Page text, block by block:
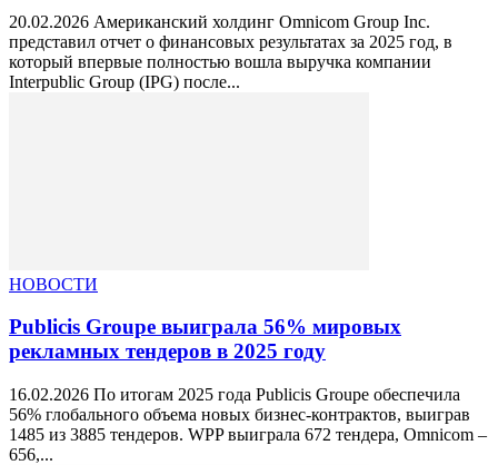
20.02.2026 Американский холдинг Omnicom Group Inc.
представил отчет о финансовых результатах за 2025 год, в
который впервые полностью вошла выручка компании
Interpublic Group (IPG) после...
НОВОСТИ
Publicis Groupe выиграла 56% мировых
рекламных тендеров в 2025 году
16.02.2026 По итогам 2025 года Publicis Groupe обеспечила
56% глобального объема новых бизнес-контрактов, выиграв
1485 из 3885 тендеров. WPP выиграла 672 тендера, Omnicom –
656,...